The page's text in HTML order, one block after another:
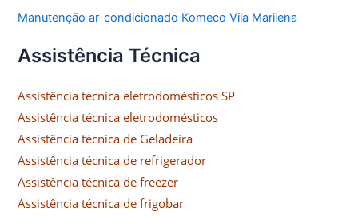
Manutenção ar-condicionado Komeco Vila Marilena
Assistência Técnica
Assistência técnica eletrodomésticos SP
Assistência técnica eletrodomésticos
Assistência técnica de Geladeira
Assistência técnica de refrigerador
Assistência técnica de freezer
Assistência técnica de frigobar